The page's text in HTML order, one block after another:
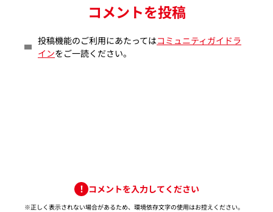
コメントを投稿
投稿機能のご利用にあたってはコミュニティガイドラ
インをご一読ください。
コメントを入力してください
※正しく表示されない場合があるため、環境依存文字の使用はお控えください。​